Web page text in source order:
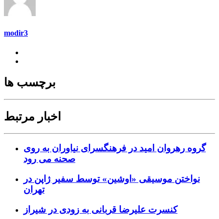
modir3
برچسب ها
اخبار مرتبط
گروه رهروان امید در فرهنگسرای نیاوران به روی
صحنه می رود
نواختن موسیقی «اوشین» توسط سفیر ژاپن در
تهران
کنسرت علیرضا قربانی به زودی در شیراز